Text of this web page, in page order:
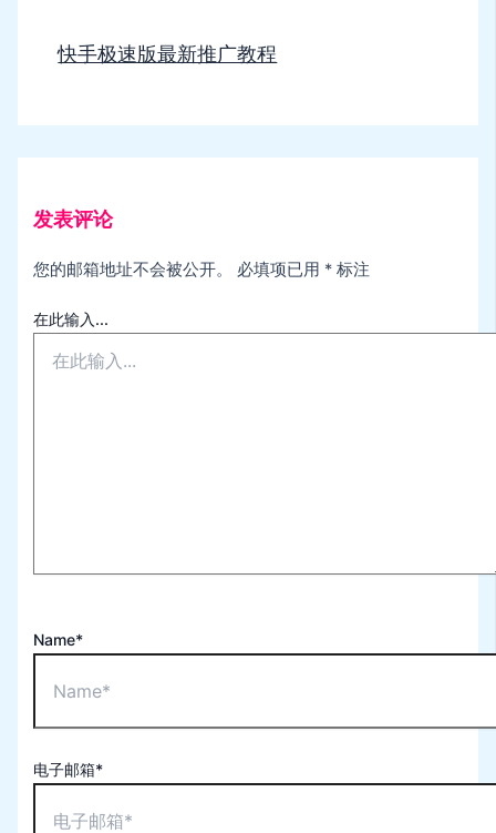
快手极速版最新推广教程
发表评论
您的邮箱地址不会被公开。 必填项已用 * 标注
在此输入...
Name*
电子邮箱*